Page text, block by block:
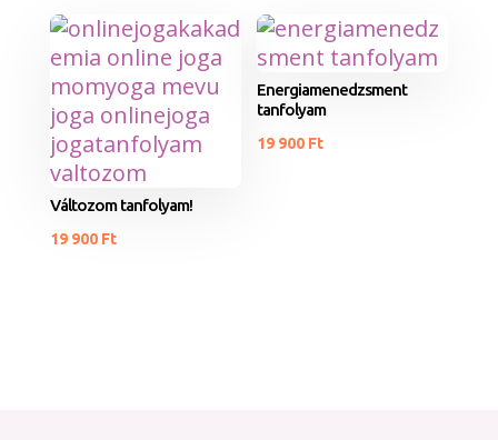
Változom tanfolyam!
19 900 Ft
Energiamenedzsment
tanfolyam
19 900 Ft